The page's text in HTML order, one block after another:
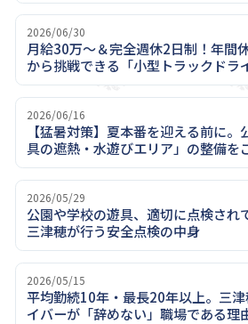
2026/06/30
月給30万～＆完全週休2日制！年間
から挑戦できる「小型トラックドラ
2026/06/16
【猛暑対策】夏本番を迎える前に
具の遮熱・水遊びエリア」の整備を
2026/05/29
公園や学校の遊具、適切に点検され
三津穂が行う安全点検の中身
2026/05/15
平均勤続10年・最長20年以上。三
イバーが「辞めない」職場である理